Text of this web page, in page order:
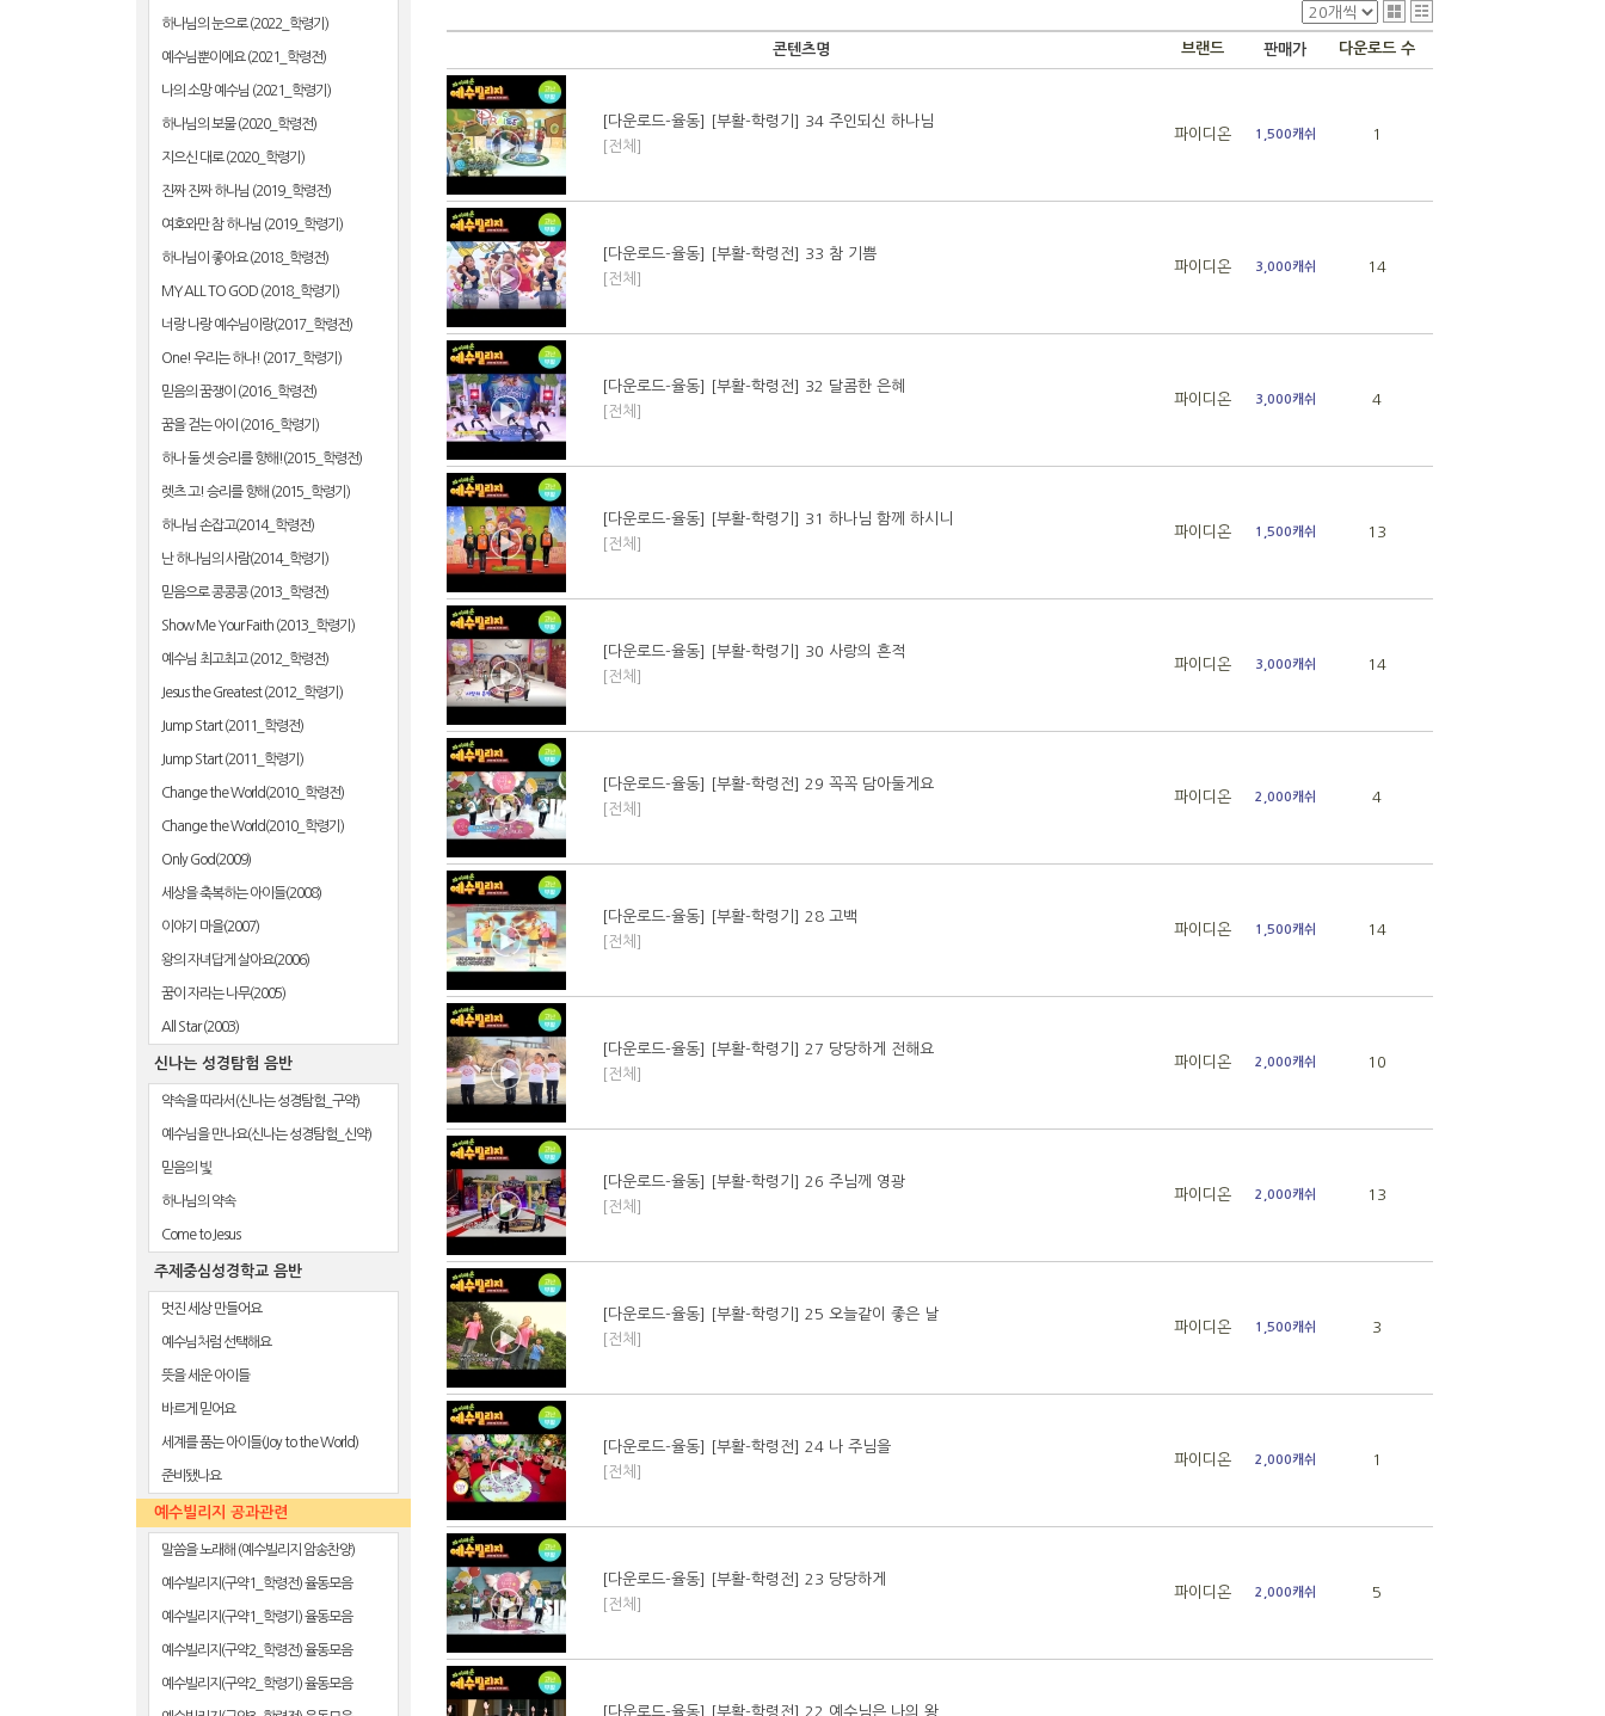
하나님의 눈으로 (2022_학령기)
예수님뿐이에요 (2021_학령전)
나의 소망 예수님 (2021_학령기)
하나님의 보물 (2020_학령전)
지으신 대로 (2020_학령기)
진짜 진짜 하나님 (2019_학령전)
여호와만 참 하나님 (2019_학령기)
하나님이 좋아요 (2018_학령전)
MY ALL TO GOD (2018_학령기)
너랑 나랑 예수님이랑(2017_학령전)
One! 우리는 하나! (2017_학령기)
믿음의 꿈쟁이 (2016_학령전)
꿈을 걷는 아이 (2016_학령기)
하나 둘 셋 승리를 향해!(2015_학령전)
렛츠 고! 승리를 향해 (2015_학령기)
하나님 손잡고(2014_학령전)
난 하나님의 사람(2014_학령기)
믿음으로 콩콩콩 (2013_학령전)
Show Me Your Faith (2013_학령기)
예수님 최고최고 (2012_학령전)
Jesus the Greatest (2012_학령기)
Jump Start (2011_학령전)
Jump Start (2011_학령기)
Change the World(2010_학령전)
Change the World(2010_학령기)
Only God(2009)
세상을 축복하는 아이들(2008)
이야기 마을(2007)
왕의 자녀답게 살아요(2006)
꿈이 자라는 나무(2005)
All Star (2003)
신나는 성경탐험 음반
약속을 따라서(신나는 성경탐험_구약)
예수님을 만나요(신나는 성경탐험_신약)
믿음의 빛
하나님의 약속
Come to Jesus
주제중심성경학교 음반
멋진 세상 만들어요
예수님처럼 선택해요
뜻을 세운 아이들
바르게 믿어요
세계를 품는 아이들(Joy to the World)
준비됐나요
예수빌리지 공과관련
말씀을 노래해 (예수빌리지 암송찬양)
예수빌리지(구약1_학령전) 율동모음
예수빌리지(구약1_학령기) 율동모음
예수빌리지(구약2_학령전) 율동모음
예수빌리지(구약2_학령기) 율동모음
콘텐츠명 브랜드 판매가 다운로드 수
[다운로드-율동] [부활-학령기] 34 주인되신 하나님
[전체]
파이디온 1,500캐쉬 1
[다운로드-율동] [부활-학령전] 33 참 기쁨
[전체]
파이디온 3,000캐쉬 14
[다운로드-율동] [부활-학령전] 32 달콤한 은혜
[전체]
파이디온 3,000캐쉬 4
[다운로드-율동] [부활-학령기] 31 하나님 함께 하시니
[전체]
파이디온 1,500캐쉬 13
[다운로드-율동] [부활-학령기] 30 사랑의 흔적
[전체]
파이디온 3,000캐쉬 14
[다운로드-율동] [부활-학령전] 29 꼭꼭 담아둘게요
[전체]
파이디온 2,000캐쉬 4
[다운로드-율동] [부활-학령기] 28 고백
[전체]
파이디온 1,500캐쉬 14
[다운로드-율동] [부활-학령기] 27 당당하게 전해요
[전체]
파이디온 2,000캐쉬 10
[다운로드-율동] [부활-학령기] 26 주님께 영광
[전체]
파이디온 2,000캐쉬 13
[다운로드-율동] [부활-학령기] 25 오늘같이 좋은 날
[전체]
파이디온 1,500캐쉬 3
[다운로드-율동] [부활-학령전] 24 나 주님을
[전체]
파이디온 2,000캐쉬 1
[다운로드-율동] [부활-학령전] 23 당당하게
[전체]
파이디온 2,000캐쉬 5
[다운로드-율동] [부활-학령전] 22 예수님은 나의 왕